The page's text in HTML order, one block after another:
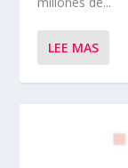
LEE MAS